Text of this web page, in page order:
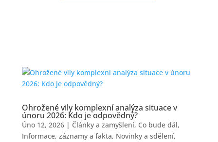
Ohrožené vily komplexní analýza situace v
únoru 2026: Kdo je odpovědný?
Úno 12, 2026| Články a zamyšlení, Co bude dál,
Informace, záznamy a fakta, Novinky a sdělení,